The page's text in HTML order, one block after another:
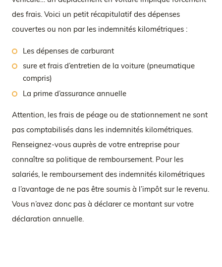
des frais. Voici un petit récapitulatif des dépenses
couvertes ou non par les indemnités kilométriques :
Les dépenses de carburant
sure et frais d’entretien de la voiture (pneumatique
compris)
La prime d’assurance annuelle
Attention, les frais de péage ou de stationnement ne sont
pas comptabilisés dans les indemnités kilométriques.
Renseignez-vous auprès de votre entreprise pour
connaître sa politique de remboursement. Pour les
salariés, le remboursement des indemnités kilométriques
a l’avantage de ne pas être soumis à l’impôt sur le revenu.
Vous n’avez donc pas à déclarer ce montant sur votre
déclaration annuelle.